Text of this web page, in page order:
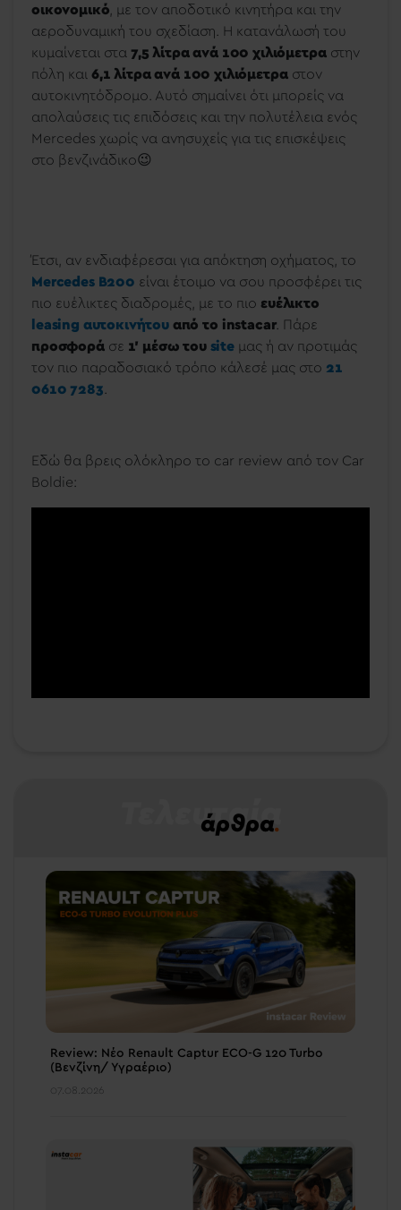
οικονομικό, με τον αποδοτικό κινητήρα και την
αεροδυναμική του σχεδίαση. Η κατανάλωσή του
κυμαίνεται στα 7,5 λίτρα ανά 100 χιλιόμετραστην
πόλη και 6,1 λίτρα ανά 100 χιλιόμετραστον
αυτοκινητόδρομο. Αυτό σημαίνει ότι μπορείς να
απολαύσεις τις επιδόσεις και την πολυτέλεια ενός
Mercedes χωρίς να ανησυχείς για τις επισκέψεις
στο βενζινάδικο😉
Έτσι, αν ενδιαφέρεσαι για απόκτηση οχήματος, το
Mercedes Β200 είναι έτοιμο να σου προσφέρει τις
πιο ευέλικτες διαδρομές, με το πιο ευέλικτο
leasing αυτοκινήτουαπό το instacar. Πάρε
προσφοράσε 1’ μέσω του site μας ή αν προτιμάς
τον πιο παραδοσιακό τρόπο κάλεσέ μας στο 21
0610 7283.
Εδώ θα βρεις ολόκληρο το car review από τον Car
Boldie:
Τελευταία
άρθρα.
Review: Νέο Renault Captur ECO-G 120 Turbo
(Βενζίνη/ Υγραέριο)
07.08.2026